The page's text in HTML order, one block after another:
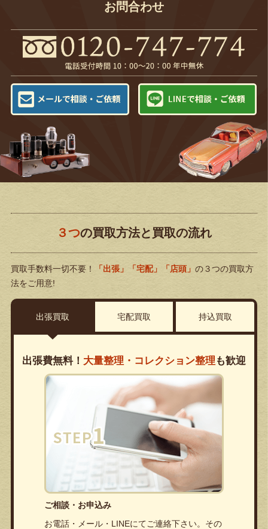
お問合わせ
３つの買取方法と買取の流れ
買取手数料一切不要！ 「出張」「宅配」「店頭」 の３つの買取方
法をご用意!
出張買取 宅配買取 持込買取
出張費無料！ 大量整理・コレクション整理 も歓迎
ご相談・お申込み
お電話・メール・LINEにてご連絡下さい。その